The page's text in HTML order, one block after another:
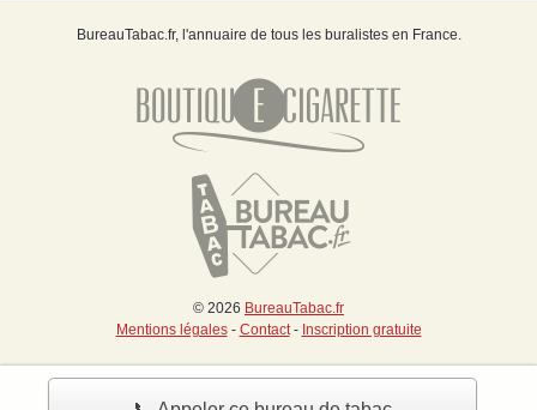
BureauTabac.fr, l'annuaire de tous les buralistes en France.
© 2026 BureauTabac.fr
Mentions légales- Contact- Inscription gratuite